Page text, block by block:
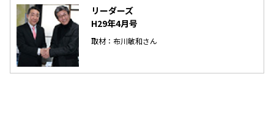
リーダーズ
H29年4月号
取材：布川敏和さん